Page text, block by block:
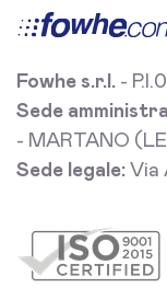
Fowhe s.r.l. -
Sede
- MARTANO
Sede legale: Via